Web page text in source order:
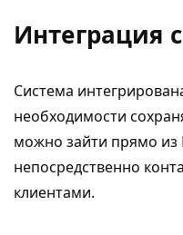
Интеграция
Система
необходимости
можно зайти прямо из
непосредственно
клиентами.